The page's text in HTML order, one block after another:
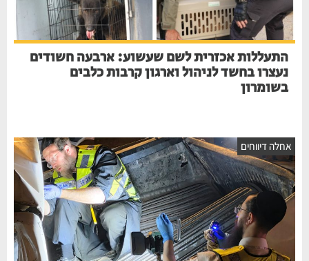
התעללות אכזרית לשם שעשוע: ארבעה חשודים
נעצרו בחשד לניהול וארגון קרבות כלבים
בשומרון
דיווחים